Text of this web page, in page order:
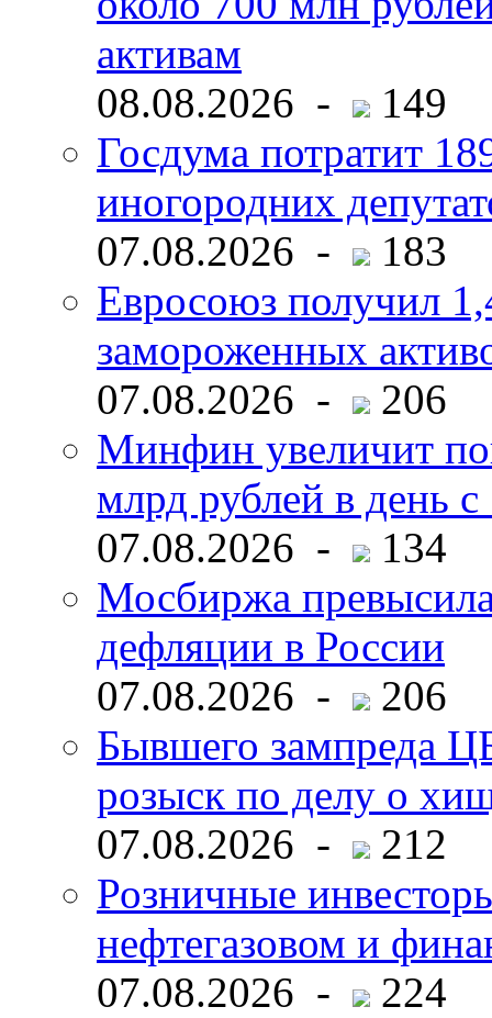
активам
08.08.2026 -
149
Госдума потратит
иногородних
07.08.2026 -
183
Евросоюз получил
замороженных
07.08.2026 -
206
Минфин увеличит
млрд рублей в день с
07.08.2026 -
134
Мосбиржа
дефляции в России
07.08.2026 -
206
Бывшего зампреда
розыск по делу о
07.08.2026 -
212
Розничные
нефтегазовом и
07.08.2026 -
224